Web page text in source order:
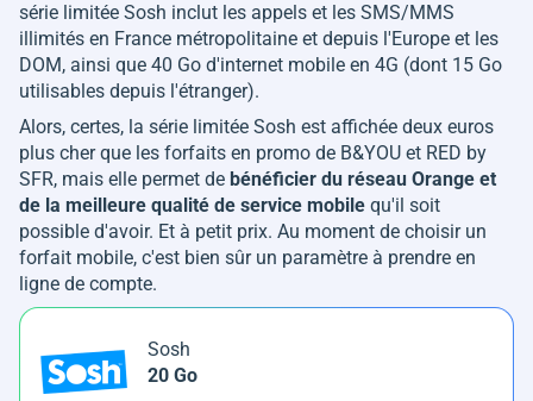
série limitée Sosh inclut les appels et les SMS/MMS
illimités en France métropolitaine et depuis l'Europe et les
DOM, ainsi que 40 Go d'internet mobile en 4G (dont 15 Go
utilisables depuis l'étranger).
Alors, certes, la série limitée Sosh est affichée deux euros
plus cher que les forfaits en promo de B&YOU et RED by
SFR, mais elle permet de bénéficier du réseau Orange et
de la meilleure qualité de service mobile qu'il soit
possible d'avoir. Et à petit prix. Au moment de choisir un
forfait mobile, c'est bien sûr un paramètre à prendre en
ligne de compte.
Sosh
20 Go